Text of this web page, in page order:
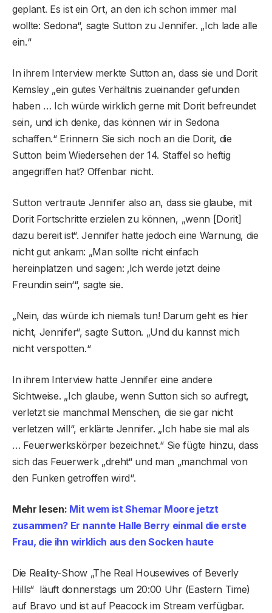
geplant. Es ist ein Ort, an den ich schon immer mal
wollte: Sedona“, sagte Sutton zu Jennifer. „Ich lade alle
ein.“
In ihrem Interview merkte Sutton an, dass sie und Dorit
Kemsley „ein gutes Verhältnis zueinander gefunden
haben … Ich würde wirklich gerne mit Dorit befreundet
sein, und ich denke, das können wir in Sedona
schaffen.“ Erinnern Sie sich noch an die Dorit, die
Sutton beim Wiedersehen der 14. Staffel so heftig
angegriffen hat? Offenbar nicht.
Sutton vertraute Jennifer also an, dass sie glaube, mit
Dorit Fortschritte erzielen zu können, „wenn [Dorit]
dazu bereit ist“. Jennifer hatte jedoch eine Warnung, die
nicht gut ankam: „Man sollte nicht einfach
hereinplatzen und sagen: ‚Ich werde jetzt deine
Freundin sein‘“, sagte sie.
„Nein, das würde ich niemals tun! Darum geht es hier
nicht, Jennifer“, sagte Sutton. „Und du kannst mich
nicht verspotten.“
In ihrem Interview hatte Jennifer eine andere
Sichtweise. „Ich glaube, wenn Sutton sich so aufregt,
verletzt sie manchmal Menschen, die sie gar nicht
verletzen will“, erklärte Jennifer. „Ich habe sie mal als
… Feuerwerkskörper bezeichnet.“ Sie fügte hinzu, dass
sich das Feuerwerk „dreht“ und man „manchmal von
den Funken getroffen wird“.
Mehr lesen: Mit wem ist Shemar Moore jetzt
zusammen? Er nannte Halle Berry einmal die erste
Frau, die ihn wirklich aus den Socken haute
Die Reality-Show „The Real Housewives of Beverly
Hills“ läuft donnerstags um 20:00 Uhr (Eastern Time)
auf Bravo und ist auf Peacock im Stream verfügbar.